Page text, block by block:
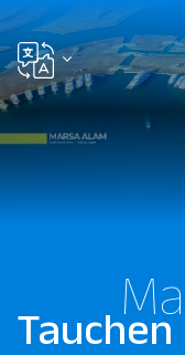
Tauchen